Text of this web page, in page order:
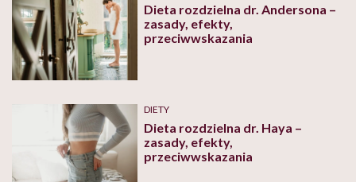
Dieta rozdzielna dr. Andersona –
zasady, efekty,
przeciwwskazania
DIETY
Dieta rozdzielna dr. Haya –
zasady, efekty,
przeciwwskazania